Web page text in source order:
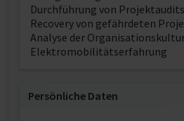
Durchführung von
Recovery von gefährdeten
Analyse der
Elektromobilitätserfahrung
Persönliche Daten